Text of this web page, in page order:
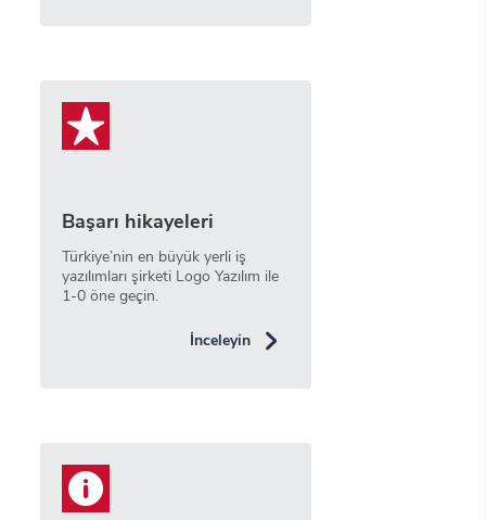
Başarı hikayeleri
Türkiye’nin en büyük yerli iş
yazılımları şirketi Logo Yazılım ile
1-0 öne geçin.
İnceleyin